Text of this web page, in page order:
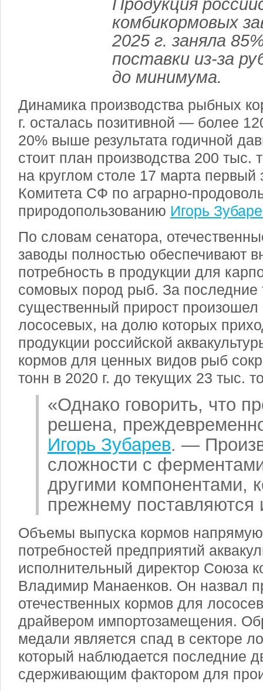
Продукция
комбикормовых
2025 г. заняла
поставки из-за
до минимума.
Динамика производства рыбных
г. осталась позитивной — более
20% выше результата годичной
стоит план производства 200
на круглом столе 17 марта первый
Комитета СФ по аграрно-
природопользованию Игорь
По словам сенатора,
заводы полностью обеспечивают
потребность в продукции для
сомовых пород рыб. За последние
существенный прирост
лососевых, на долю которых
продукции российской
кормов для ценных видов рыб
тонн в 2020 г. до текущих 23 тыс.
«Однако говорить, что
решена,
Игорь Зубарев. —
сложности с
другими компонентами,
прежнему поставляются
Объемы выпуска кормов напрямую
потребностей предприятий
исполнительный директор Союза
Владимир Манаенков. Он назвал
отечественных кормов для
драйвером импортозамещения.
медали является спад в секторе
который наблюдается последние
сдерживающим фактором для